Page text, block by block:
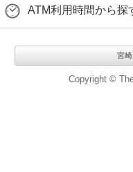
ATM利用時間から探
宮
Copyright ©